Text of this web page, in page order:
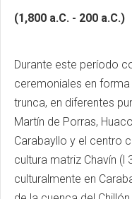
(1,800 a.C. - 200 a.C.)
Durante este período
ceremoniales en
trunca, en diferentes
Martín de Porras,
Carabayllo y el centro
cultura matriz Chavín (l
culturalmente en